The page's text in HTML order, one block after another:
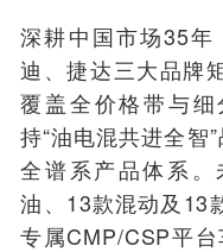
深耕中国市场35
迪、捷达三大品牌
覆盖全价格带与
持“油电混共进全智
全谱系产品体系
油、13款混动及13
专属CMP/CSP平